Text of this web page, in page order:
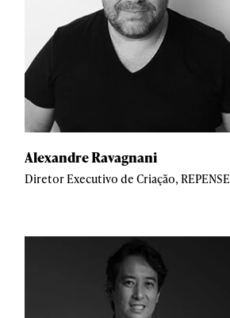
Alexandre Ravagnani
Diretor Executivo de Criação, REPENSE